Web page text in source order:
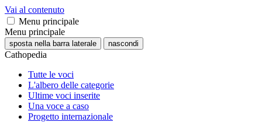
Vai al contenuto
Menu principale
Menu principale
sposta nella barra laterale nascondi
Cathopedia
Tutte le voci
L'albero delle categorie
Ultime voci inserite
Una voce a caso
Progetto internazionale